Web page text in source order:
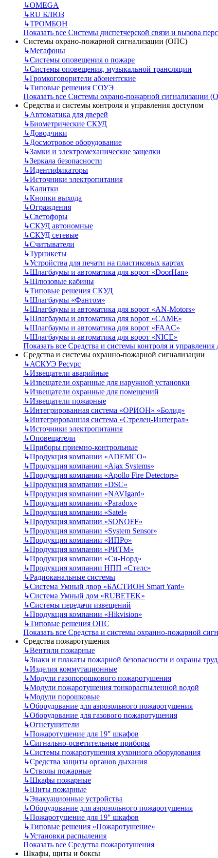
↳OMEGA
↳RU БЛЮЗ
↳ТРОМБОН
Показать все Системы диспетчерской связи и вызова
Системы охрано-пожарной сигнализации (ОПС)
↳Мегафоны
↳Системы оповещения о пожаре
↳Системы оповещения, музыкальной трансляции
↳Громкоговорители абонентские
↳Типовые решения СОУЭ
Показать все Системы охрано-пожарной сигнализации
Средства и системы контроля и управления доступом
↳Автоматика для дверей
↳Биометрические СКУД
↳Доводчики
↳Досмотровое оборудование
↳Замки и электромеханические защелки
↳Зеркала безопасности
↳Идентификаторы
↳Источники электропитания
↳Калитки
↳Кнопки выхода
↳Ограждения
↳Светофоры
↳СКУД автономные
↳СКУД сетевые
↳Считыватели
↳Турникеты
↳Устройства для печати на пластиковых картах
↳Шлагбаумы и автоматика для ворот «DoorHan»
↳Шлюзовые кабины
↳Типовые решения СКУД
↳Шлагбаумы «Фантом»
↳Шлагбаумы и автоматика для ворот «AN-Motors»
↳Шлагбаумы и автоматика для ворот «CAME»
↳Шлагбаумы и автоматика для ворот «FAAC»
↳Шлагбаумы и автоматика для ворот «NICE»
Показать все Средства и системы контроля и управления
Средства и системы охранно-пожарной сигнализации
↳АСКУЭ Ресурс
↳Извещатели аварийные
↳Извещатели охранные для наружной установки
↳Извещатели охранные для помещений
↳Извещатели пожарные
↳Интегрированная система «ОРИОН» «Болид»
↳Интегрированная система «Стрелец-Интеграл»
↳Источники электропитания
↳Оповещатели
↳Приборы приемно-контрольные
↳Продукция компании «ADEMCO»
↳Продукция компании «Ajax Systems»
↳Продукция компании «Apollo Fire Detectors»
↳Продукция компании «DSC»
↳Продукция компании «NAVIgard»
↳Продукция компании «Paradox»
↳Продукция компании «Satel»
↳Продукция компании «SONOFF»
↳Продукция компании «System Sensor»
↳Продукция компании «ИПРо»
↳Продукция компании «РИТМ»
↳Продукция компании «Си-Норд»
↳Продукция компании НПП «Стелс»
↳Радиоканальные системы
↳Система Умный двор «БАСТИОН Smart Yard»
↳Система Умный дом «RUBETEK»
↳Системы передачи извещений
↳Продукция компании «Hikvision»
↳Типовые решения ОПС
Показать все Средства и системы охранно-пожарной
Средства пожаротушения
↳Вентили пожарные
↳Знаки и плакаты пожарной безопасности и охраны
↳Изделия коммутационные
↳Модули газопорошкового пожаротушения
↳Модули пожаротушения тонкораспыленной водой
↳Модули порошковые
↳Оборудование для аэрозольного пожаротушения
↳Оборудование для газового пожаротушения
↳Огнетушители
↳Пожаротушение для 19" шкафов
↳Сигнально-осветительные приборы
↳Системы пожаротушения кухонного оборудования
↳Средства защиты органов дыхания
↳Стволы пожарные
↳Шкафы пожарные
↳Щиты пожарные
↳Эвакуационные устройства
↳Оборудование для аэрозольного пожаротушения
↳Пожаротушение для 19" шкафов
↳Типовые решения «Пожаротушение»
↳Установки распыления
Показать все Средства пожаротушения
Шкафы, щиты и боксы